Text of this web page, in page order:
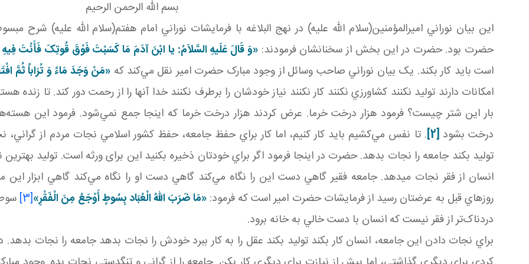
بسم الله الرحمن الرحيم
اين بيان نوراني اميرالمؤمنين(سلام الله عليه) در نهج البلاغه با فرمايشات نوراني امام هفتم(سلام الله عليه) شرح
حضرت بود. حضرت در اين بخش از سخنانشان فرمودند:«وَ قَالَ عَلَيهِ السَّلاَمُ: يا ابْنَ آدَمَ مَا کَسَبْتَ فَوْقَ قُوتِکَ فَأَنْتَ
است بايد کار بکند. يک بيان نوراني صاحب وسائل از وجود مبارک حضرت امير نقل مي‌کند که «مَنْ وَجَدَ مَاءً وَ تُرَاباً ثُمَّ
امکانات دارند توليد نکنند کشاورزي نکنند کار نکنند نياز خودشان را برطرف نکنند خدا آنها را از رحمت دور کند. تا
بار اين شتر چيست؟ فرمود هزار درخت خرما. عرض کردند هزار درخت خرما که اينجا جمع نمي‌شود. فرمود اين
درخت بشود [2] . تا نفس مي‌کشيم بايد کار کنيم، اما کار براي حفظ جامعه، حفظ کشور اسلامي نجات مردم از
توليد بکند جامعه را نجات بدهد. حضرت در اينجا فرمود اگر براي خودتان ذخيره بکنيد اين برای ورثه است. توليد
انسان از فقر نجات می­دهد. جامعه فقير گاهي دست اين را نگاه مي‌کند گاهي دست او را نگاه مي‌کند گاهي ابزار
روزهاي قبل به عرضتان رسيد از فرمايشات حضرت امير است که فرمود:«مَا ضَرَبَ اللهُ الْعُبَاد بِسُوطٍ أَوْجَعُ مِنَ الْفَقْرِ»[3]
دردناک‌تر از فقر نيست که انسان با دست خالي به خانه برود.
براي نجات دادن اين جامعه، انسان کار بکند توليد بکند عقل را به کار ببرد خودش را نجات بدهد جامعه را نجات بدهد.